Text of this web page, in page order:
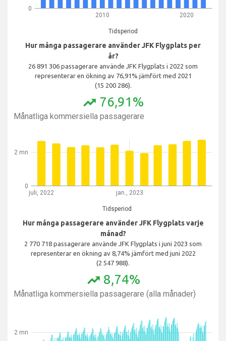
2010 2020
Tidsperiod
0
Hur många passagerare använder JFK Flygplats per
år?
26 891 306 passagerare använde JFK Flygplats i 2022 som
representerar en ökning av 76,91% jämfört med 2021
(15 200 286).
trending_up 76,91%
Månatliga kommersiella passagerare
juli, 2022 jan., 2023
Tidsperiod
0
2 mn
Hur många passagerare använder JFK Flygplats varje
månad?
2 770 718 passagerare använde JFK Flygplats i juni 2023 som
representerar en ökning av 8,74% jämfört med juni 2022
(2 547 988).
trending_up 8,74%
Månatliga kommersiella passagerare (alla månader)
2 mn